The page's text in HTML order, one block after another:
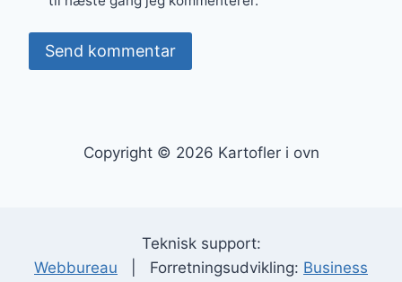
Copyright © 2026 Kartofler i ovn
Teknisk support:
Webbureau | Forretningsudvikling: Business